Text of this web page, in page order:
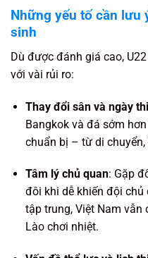
Những yếu tố cần lưu
sinh
Dù được đánh giá cao,
với vài rủi ro:
Thay đổi sân và ngày
Bangkok và đá sớm
chuẩn bị – từ di
Tâm lý chủ quan: Gặp
đôi khi dễ khiến đội
tập trung, Việt Nam vẫn
Lào chơi nhiệt.